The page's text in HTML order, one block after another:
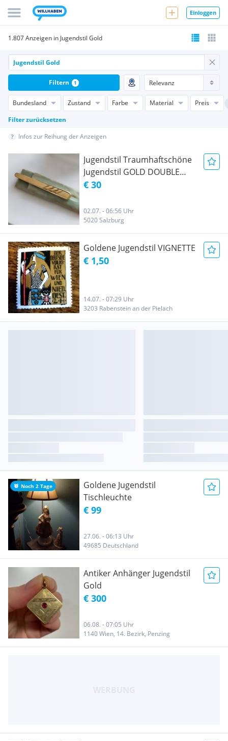
Einloggen
1.807 Anzeigen in Jugendstil Gold
Bundesland Zustand Farbe Material
Preis
Filter zurücksetzen
Filtern 1
Infos zur Reihung der Anzeigen
Jugendstil Traumhaftschöne
Jugendstil GOLD DOUBLE
Goldfarbene Krawattenhalter
€ 30
02.07. - 06:56 Uhr
5020 Salzburg
Goldene Jugendstil VIGNETTE
€ 1,50
14.07. - 07:29 Uhr
3203 Rabenstein an der Pielach
Noch 2 Tage
Goldene Jugendstil
Tischleuchte
€ 99
27.06. - 06:13 Uhr
49685 Deutschland
Antiker Anhänger Jugendstil
Gold
€ 300
06.08. - 07:05 Uhr
1140 Wien, 14. Bezirk, Penzing